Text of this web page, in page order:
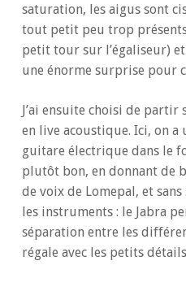
saturation, les aigus sont
tout petit peu trop
petit tour sur l’égaliseur) et
une énorme surprise pour
J’ai ensuite choisi de partir
en live acoustique. Ici, on a
guitare électrique dans le
plutôt bon, en donnant de
de voix de Lomepal, et
les instruments : le Jabra
séparation entre les
régale avec les petits